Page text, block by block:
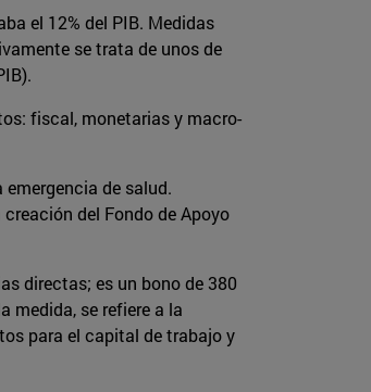
el 12% del PIB. Medidas
se trata de unos de
fiscal, monetarias y macro-
de salud.
del Fondo de Apoyo
directas; es un bono de 380
medida, se refiere a la
para el capital de trabajo y